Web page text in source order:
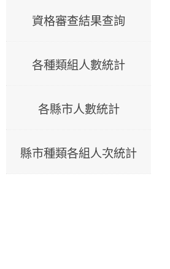
資格審查結果查詢
各種類組人數統計
各縣市人數統計
縣市種類各組人次統計